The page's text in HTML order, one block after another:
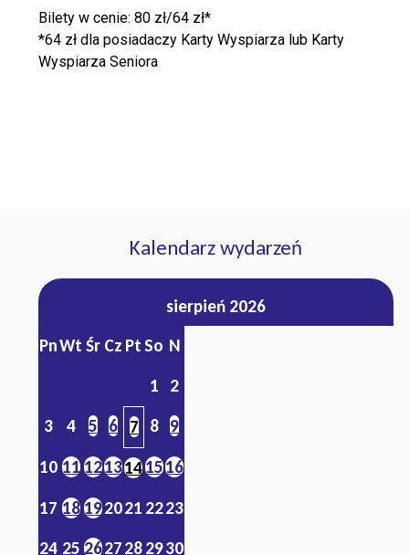
Bilety w cenie: 80 zł/64 zł*
*64 zł dla posiadaczy Karty Wyspiarza lub Karty
Wyspiarza Seniora
Kalendarz wydarzeń
sierpień 2026
PnWt Śr Cz PtSo N
1
2
3
4 5 6 7 8 9
10 111213141516
17 18192021 2223
24 25 2627282930